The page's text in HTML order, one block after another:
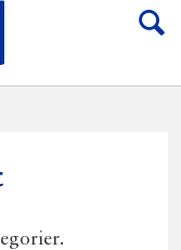
Till Norrmejerier